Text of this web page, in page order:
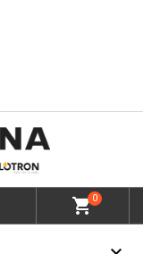
shopping_cart0